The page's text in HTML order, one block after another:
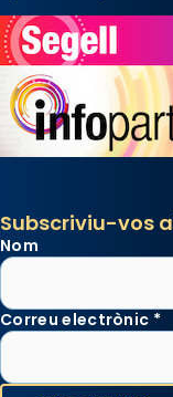
Subscriviu-vos
Nom
Correu electrònic *